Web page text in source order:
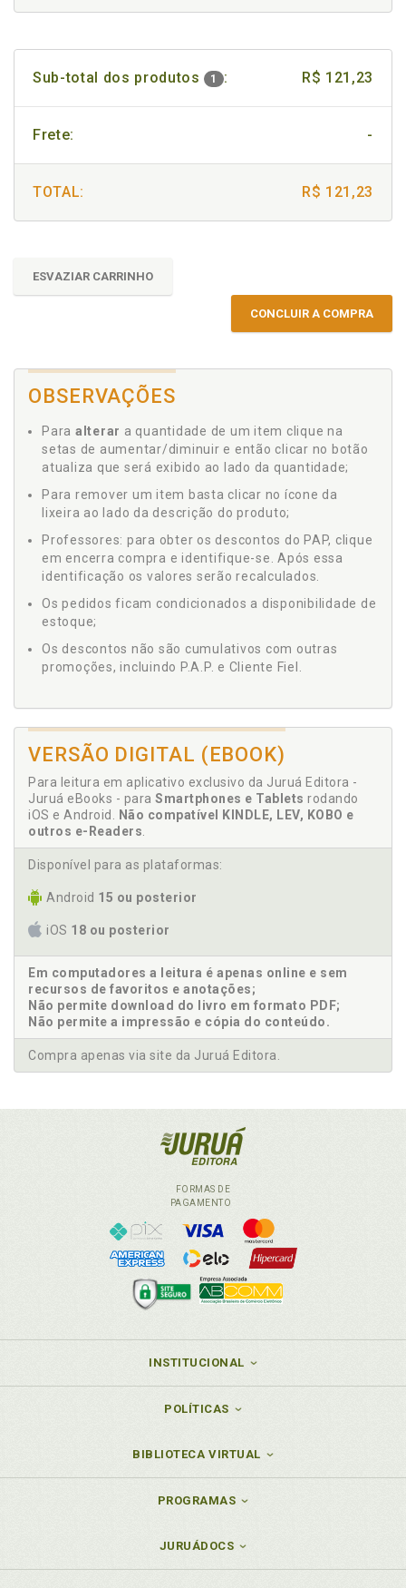
Sub-total dos produtos 1 : R$ 121,23
Frete: -
TOTAL: R$ 121,23
ESVAZIAR CARRINHO
CONCLUIR A COMPRA
OBSERVAÇÕES
Para alterar a quantidade de um item clique na
setas de aumentar/diminuir e então clicar no botão
atualiza que será exibido ao lado da quantidade;
Para remover um item basta clicar no ícone da
lixeira ao lado da descrição do produto;
Professores: para obter os descontos do PAP, clique
em encerra compra e identifique-se. Após essa
identificação os valores serão recalculados.
Os pedidos ficam condicionados a disponibilidade de
estoque;
Os descontos não são cumulativos com outras
promoções, incluindo P.A.P. e Cliente Fiel.
VERSÃO DIGITAL (EBOOK)
Para leitura em aplicativo exclusivo da Juruá Editora -
Juruá eBooks - para Smartphones e Tablets rodando
iOS e Android.
Não compatível KINDLE, LEV, KOBO e
outros e-Readers
Disponível para as plataformas:
Android 15 ou posterior
iOS 18 ou posterior
Em computadores a leitura é apenas online e sem
recursos de favoritos e anotações;
Não permite download do livro em formato PDF;
Não permite a impressão e cópia do conteúdo.
Compra apenas via site da Juruá Editora.
FORMAS DE
PAGAMENTO
INSTITUCIONAL
POLÍTICAS
BIBLIOTECA VIRTUAL
PROGRAMAS
JURUÁDOCS